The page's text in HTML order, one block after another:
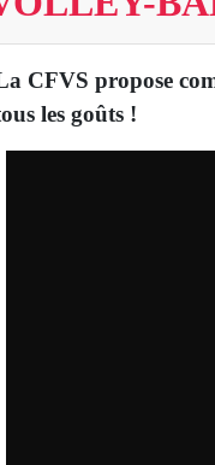
CFVS propose
les goûts !